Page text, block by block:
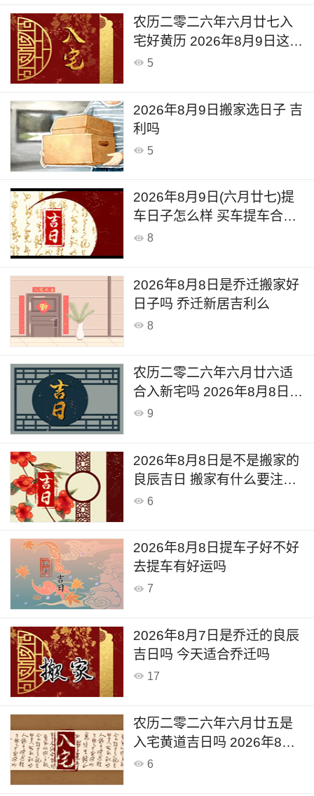
农历二零二六年六月廿七入
宅好黄历 2026年8月9日这天
可以入宅新居吗
5
2026年8月9日搬家选日子 吉
利吗
5
2026年8月9日(六月廿七)提
车日子怎么样 买车提车合适
吗 8
2026年8月8日是乔迁搬家好
日子吗 乔迁新居吉利么
8
农历二零二六年六月廿六适
合入新宅吗 2026年8月8日入
宅的禁忌
9
2026年8月8日是不是搬家的
良辰吉日 搬家有什么要注意
的 6
2026年8月8日提车子好不好
去提车有好运吗
7
2026年8月7日是乔迁的良辰
吉日吗 今天适合乔迁吗
17
农历二零二六年六月廿五是
入宅黄道吉日吗 2026年8月7
日这天可以入宅搬家吗
6